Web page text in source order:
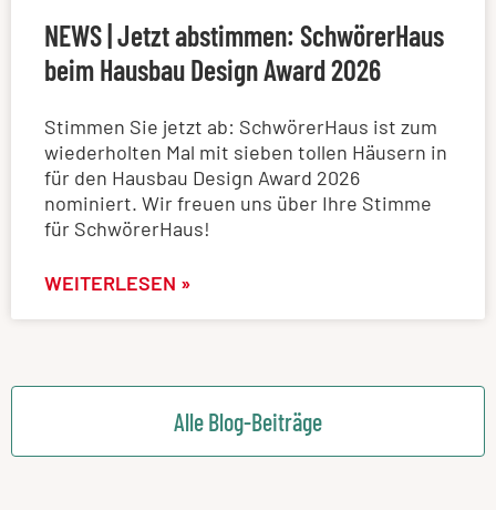
NEWS | Jetzt abstimmen: SchwörerHaus
beim Hausbau Design Award 2026
Stimmen Sie jetzt ab: SchwörerHaus ist zum
wiederholten Mal mit sieben tollen Häusern in
für den Hausbau Design Award 2026
nominiert. Wir freuen uns über Ihre Stimme
für SchwörerHaus!
WEITERLESEN »
Alle Blog-Beiträge